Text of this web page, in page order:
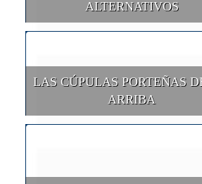
ALTERNATIVOS
LAS CÚPULAS PORTEÑAS
ARRIBA